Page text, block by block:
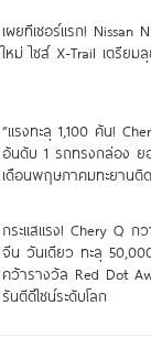
เผยทีเซอร์แรก! Nissan
ใหม่ ไซส์ X-Trail เตรียม
“แรงทะลุ 1,100 คัน!
อันดับ 1 รถทรงกล่อง ย
เดือนพฤษภาคมทะยานติ
กระแสแรง! Chery Q ก
จีน วันเดียว ทะลุ
คว้ารางวัล Red Dot
รันตีดีไซน์ระดับโลก